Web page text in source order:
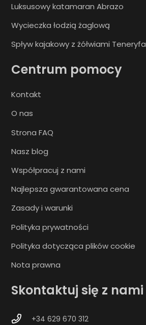
Luksusowy katamaran Abrazo
Wycieczka łodzią żaglową
Spływ kajakowy z żółwiami Teneryfa
Centrum pomocy
Kontakt
O nas
Strona FAQ
Nasz blog
Współpracuj z nami
Najlepsza gwarantowana cena
Zasady i warunki
Polityka prywatności
Polityka dotycząca plików cookie
Nota prawna
Skontaktuj się z nami
+34 629 670 312